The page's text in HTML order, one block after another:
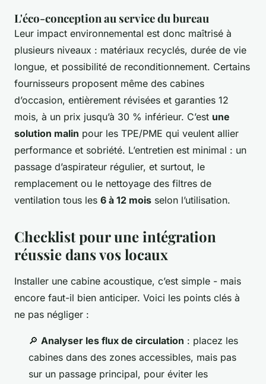
L'éco-conception au service du bureau
Leur impact environnemental est donc maîtrisé à
plusieurs niveaux : matériaux recyclés, durée de vie
longue, et possibilité de reconditionnement. Certains
fournisseurs proposent même des cabines
d’occasion, entièrement révisées et garanties 12
mois, à un prix jusqu’à 30 % inférieur. C’est une
solution malin pour les TPE/PME qui veulent allier
performance et sobriété. L’entretien est minimal : un
passage d’aspirateur régulier, et surtout, le
remplacement ou le nettoyage des filtres de
ventilation tous les 6 à 12 mois selon l’utilisation.
Checklist pour une intégration
réussie dans vos locaux
Installer une cabine acoustique, c’est simple - mais
encore faut-il bien anticiper. Voici les points clés à
ne pas négliger :
🔎 Analyser les flux de circulation : placez les
cabines dans des zones accessibles, mais pas
sur un passage principal, pour éviter les